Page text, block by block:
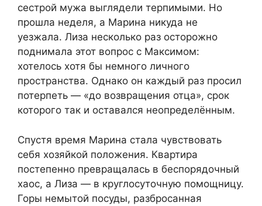
сестрой мужа выглядели терпимыми. Но
прошла неделя, а Марина никуда не
уезжала. Лиза несколько раз осторожно
поднимала этот вопрос с Максимом:
хотелось хотя бы немного личного
пространства. Однако он каждый раз просил
потерпеть — «до возвращения отца», срок
которого так и оставался неопределённым.
Спустя время Марина стала чувствовать
себя хозяйкой положения. Квартира
постепенно превращалась в беспорядочный
хаос, а Лиза — в круглосуточную помощницу.
Горы немытой посуды, разбросанная